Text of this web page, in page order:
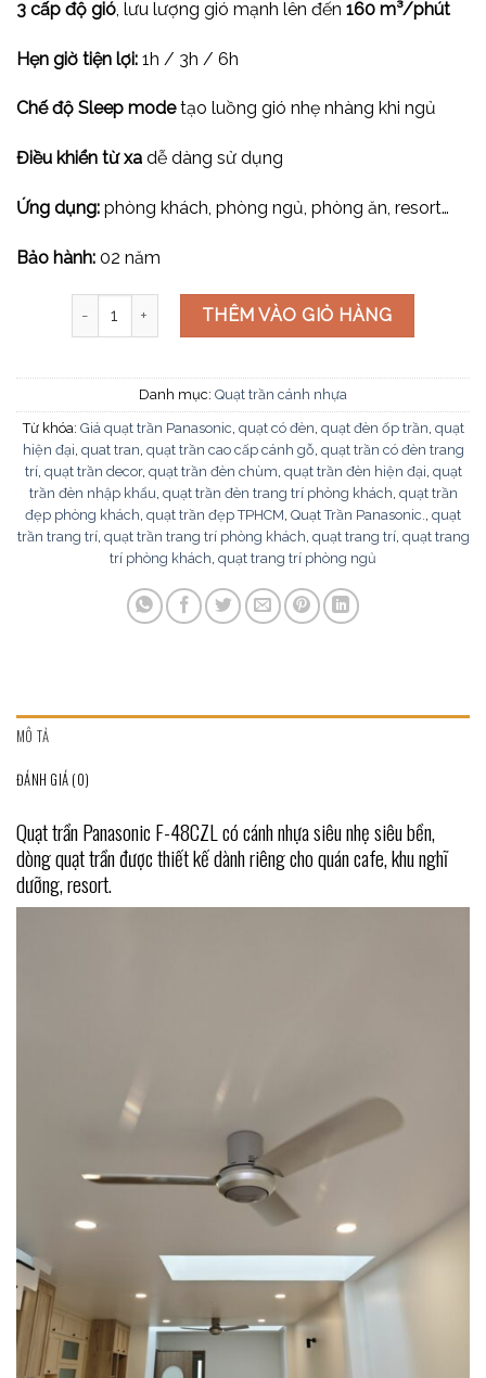
3 cấp độ gió, lưu lượng gió mạnh lên đến 160 m³/phút
Hẹn giờ tiện lợi: 1h / 3h / 6h
Chế độ Sleep modetạo luồng gió nhẹ nhàng khi ngủ
Điều khiển từ xa dễ dàng sử dụng
Ứng dụng: phòng khách, phòng ngủ, phòng ăn, resort…
Bảo hành: 02 năm
Quạt trần Panasonic F-48CZL số lượng
THÊM VÀO GIỎ HÀNG
Danh mục: Quạt trần cánh nhựa
Từ khóa: Giá quạt trần Panasonic quạt có đèn quạt đèn ốp trần quạt
hiện đại quat tran quạt trần cao cấp cánh gỗ quạt trần có đèn trang
trí, quạt trần decor, quạt trần đèn chùm quạt trần đèn hiện đại quạt
trần đèn nhập khẩu quạt trần đèn trang trí phòng khách quạt trần
đẹp phòng khách quạt trần đẹp TPHCM Quạt Trần Panasonic.
quạt
trần trang trí, quạt trần trang trí phòng khách quạt trang trí, quạt trang
trí phòng khách quạt trang trí phòng ngủ
MÔ TẢ
ĐÁNH GIÁ (0)
Quạt trần Panasonic F-48CZL có cánh nhựa siêu nhẹ siêu bền,
dòng quạt trần được thiết kế dành riêng cho quán cafe, khu nghĩ
dưỡng, resort.